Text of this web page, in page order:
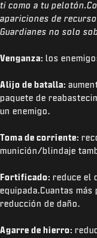
ti como a tu
apariciones de
Guardianes no solo
Venganza: los
Alijo de batalla:
paquete de
un enemigo.
Toma de corriente:
munición/blindaje
Fortificado: reduce el
equipada.Cuantas
reducción de daño.
Agarre de hierro: